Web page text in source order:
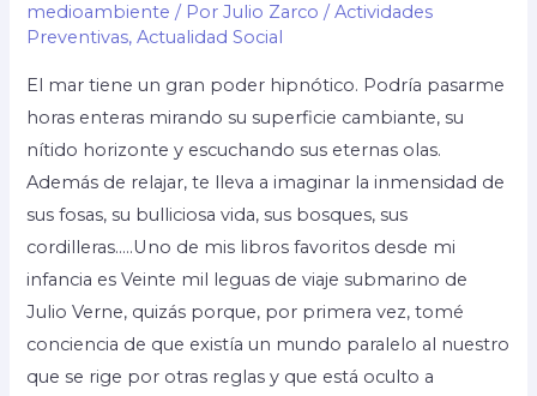
medioambiente / PorJulio Zarco /Actividades
Preventivas,Actualidad Social
El mar tiene un gran poder hipnótico. Podría pasarme
horas enteras mirando su superficie cambiante, su
nítido horizonte y escuchando sus eternas olas.
Además de relajar, te lleva a imaginar la inmensidad de
sus fosas, su bulliciosa vida, sus bosques, sus
cordilleras…..Uno de mis libros favoritos desde mi
infancia es Veinte mil leguas de viaje submarino de
Julio Verne, quizás porque, por primera vez, tomé
conciencia de que existía un mundo paralelo al nuestro
que se rige por otras reglas y que está oculto a